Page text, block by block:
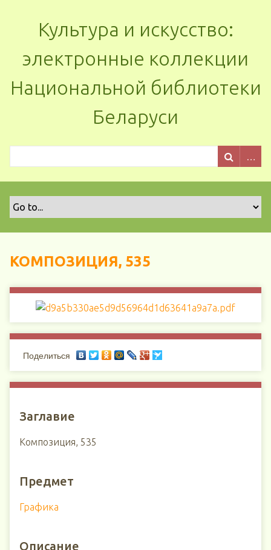
Культура и искусство:
электронные коллекции
Национальной библиотеки
Беларуси
КОМПОЗИЦИЯ, 535
Поделиться
Заглавие
Композиция, 535
Предмет
Графика
Описание